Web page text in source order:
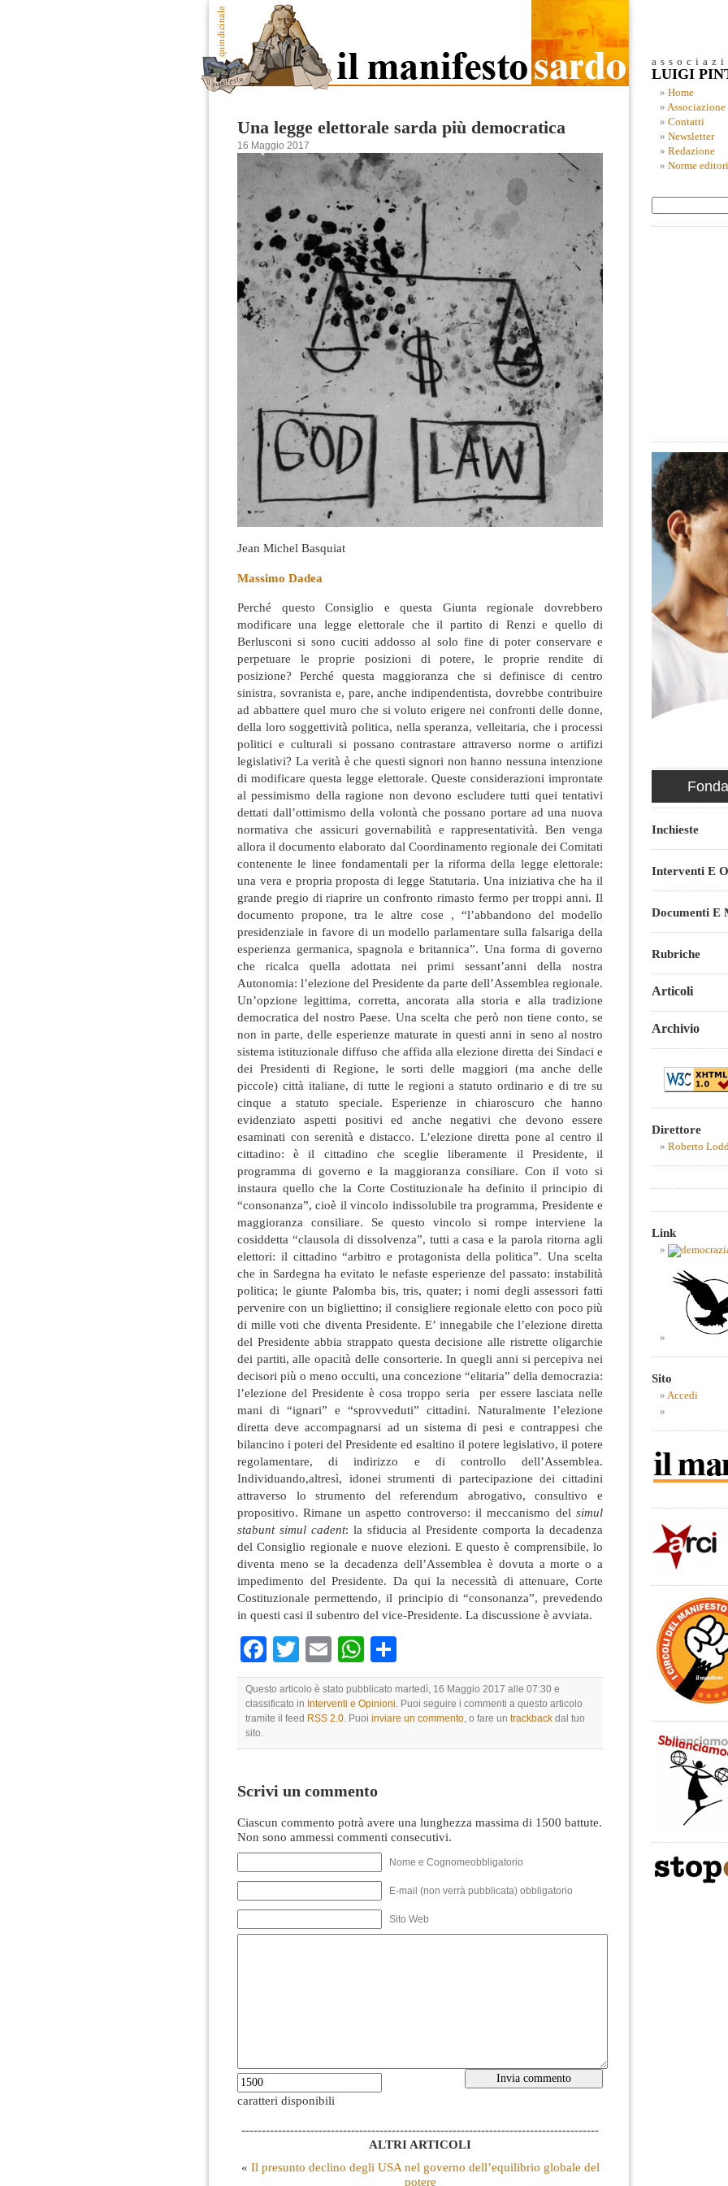
Una legge elettorale sarda più democratica
16 Maggio 2017
Jean Michel Basquiat
Massimo Dadea
Perché questo Consiglio e questa Giunta regionale dovrebbero
modificare una legge elettorale che il partito di Renzi e quello di
Berlusconi si sono cuciti addosso al solo fine di poter conservare e
perpetuare le proprie posizioni di potere, le proprie rendite di
posizione? Perché questa maggioranza che si definisce di centro
sinistra, sovranista e, pare, anche indipendentista, dovrebbe contribuire
ad abbattere quel muro che si voluto erigere nei confronti delle donne,
della loro soggettività politica, nella speranza, velleitaria, che i processi
politici e culturali si possano contrastare attraverso norme o artifizi
legislativi? La verità è che questi signori non hanno nessuna intenzione
di modificare questa legge elettorale. Queste considerazioni improntate
al pessimismo della ragione non devono escludere tutti quei tentativi
dettati dall’ottimismo della volontà che possano portare ad una nuova
normativa che assicuri governabilità e rappresentatività. Ben venga
allora il documento elaborato dal Coordinamento regionale dei Comitati
contenente le linee fondamentali per la riforma della legge elettorale:
una vera e propria proposta di legge Statutaria. Una iniziativa che ha il
grande pregio di riaprire un confronto rimasto fermo per troppi anni. Il
documento propone, tra le altre cose , “l’abbandono del modello
presidenziale in favore di un modello parlamentare sulla falsariga della
esperienza germanica, spagnola e britannica”. Una forma di governo
che ricalca quella adottata nei primi sessant’anni della nostra
Autonomia: l’elezione del Presidente da parte dell’Assemblea regionale.
Un’opzione legittima, corretta, ancorata alla storia e alla tradizione
democratica del nostro Paese. Una scelta che però non tiene conto, se
non in parte, delle esperienze maturate in questi anni in seno al nostro
sistema istituzionale diffuso che affida alla elezione diretta dei Sindaci e
dei Presidenti di Regione, le sorti delle maggiori (ma anche delle
piccole) città italiane, di tutte le regioni a statuto ordinario e di tre su
cinque a statuto speciale. Esperienze in chiaroscuro che hanno
evidenziato aspetti positivi ed anche negativi che devono essere
esaminati con serenità e distacco. L’elezione diretta pone al centro il
cittadino: è il cittadino che sceglie liberamente il Presidente, il
programma di governo e la maggioranza consiliare. Con il voto si
instaura quello che la Corte Costituzionale ha definito il principio di
“consonanza”, cioè il vincolo indissolubile tra programma, Presidente e
maggioranza consiliare. Se questo vincolo si rompe interviene la
cosiddetta “clausola di dissolvenza”, tutti a casa e la parola ritorna agli
elettori: il cittadino “arbitro e protagonista della politica”. Una scelta
che in Sardegna ha evitato le nefaste esperienze del passato: instabilità
politica; le giunte Palomba bis, tris, quater; i nomi degli assessori fatti
pervenire con un bigliettino; il consigliere regionale eletto con poco più
di mille voti che diventa Presidente. E’ innegabile che l’elezione diretta
del Presidente abbia strappato questa decisione alle ristrette oligarchie
dei partiti, alle opacità delle consorterie. In quegli anni si percepiva nei
decisori più o meno occulti, una concezione “elitaria” della democrazia:
l’elezione del Presidente è cosa troppo seria per essere lasciata nelle
mani di “ignari” e “sprovveduti” cittadini. Naturalmente l’elezione
diretta deve accompagnarsi ad un sistema di pesi e contrappesi che
bilancino i poteri del Presidente ed esaltino il potere legislativo, il potere
regolamentare, di indirizzo e di controllo dell’Assemblea.
Individuando,altresì, idonei strumenti di partecipazione dei cittadini
attraverso lo strumento del referendum abrogativo, consultivo e
propositivo. Rimane un aspetto controverso: il meccanismo del simul
stabunt simul cadent: la sfiducia al Presidente comporta la decadenza
del Consiglio regionale e nuove elezioni. E questo è comprensibile, lo
diventa meno se la decadenza dell’Assemblea è dovuta a morte o a
impedimento del Presidente. Da qui la necessità di attenuare, Corte
Costituzionale permettendo, il principio di “consonanza”, prevedendo
in questi casi il subentro del vice-Presidente. La discussione è avviata.
Facebook
TwitterEmailWhatsApp
Questo articolo è stato pubblicato martedì, 16 Maggio 2017 alle 07:30 e
classificato in Interventi e Opinioni. Puoi seguire i commenti a questo articolo
tramite il feed RSS 2.0. Puoi inviare un commento, o fare un trackback dal tuo
sito.
Scrivi un commento
Ciascun commento potrà avere una lunghezza massima di 1500 battute.
Non sono ammessi commenti consecutivi.
Nome e Cognomeobbligatorio
E-mail (non verrà pubblicata) obbligatorio
Sito Web
caratteri disponibili
----------------------------------------------------------------------------------------
ALTRI ARTICOLI
« Il presunto declino degli USA nel governo dell’equilibrio globale del
potere
LUIGI
Home
Associazione
Contatti
Newsletter
Redazione
Norme
Inchieste
Interventi E
Documenti E
Rubriche
Articoli
Archivio
Direttore
Roberto
Link
Sito
Accedi